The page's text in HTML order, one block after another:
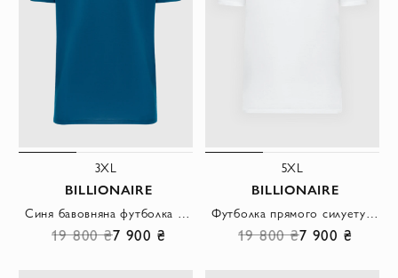
3XL
BILLIONAIRE
Синя бавовняна футболка з об'ємним логотипом
19 800 ₴7 900 ₴
5XL
BILLIONAIRE
Футболка прямого силуету з мінімальним дизайном.
19 800 ₴7 900 ₴